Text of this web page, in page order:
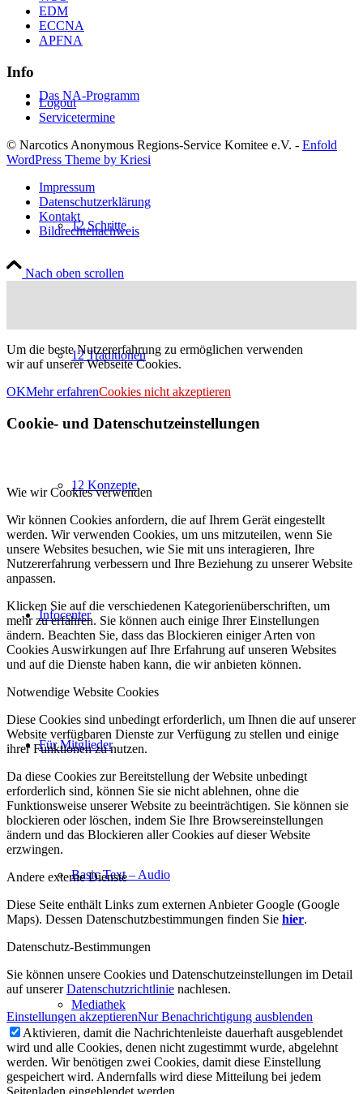
Das NA-Programm
12 Schritte
12 Traditionen
12 Konzepte
Infocenter
Für Mitglieder
Basic Text – Audio
Mediathek
EDM
ECCNA
APFNA
Info
Logout
Servicetermine
© Narcotics Anonymous Regions-Service Komitee e.V. - Enfold
WordPress Theme by Kriesi
Impressum
Datenschutzerklärung
Kontakt
Bildrechtenachweis
Nach oben scrollen
Um die beste Nutzererfahrung zu ermöglichen verwenden
wir auf unserer Webseite Cookies.
OKMehr erfahrenCookies nicht akzeptieren
Cookie- und Datenschutzeinstellungen
Wie wir Cookies verwenden
Wir können Cookies anfordern, die auf Ihrem Gerät eingestellt
werden. Wir verwenden Cookies, um uns mitzuteilen, wenn Sie
unsere Websites besuchen, wie Sie mit uns interagieren, Ihre
Nutzererfahrung verbessern und Ihre Beziehung zu unserer Website
anpassen.
Klicken Sie auf die verschiedenen Kategorienüberschriften, um
mehr zu erfahren. Sie können auch einige Ihrer Einstellungen
ändern. Beachten Sie, dass das Blockieren einiger Arten von
Cookies Auswirkungen auf Ihre Erfahrung auf unseren Websites
und auf die Dienste haben kann, die wir anbieten können.
Notwendige Website Cookies
Diese Cookies sind unbedingt erforderlich, um Ihnen die auf unserer
Website verfügbaren Dienste zur Verfügung zu stellen und einige
ihrer Funktionen zu nutzen.
Da diese Cookies zur Bereitstellung der Website unbedingt
erforderlich sind, können Sie sie nicht ablehnen, ohne die
Funktionsweise unserer Website zu beeinträchtigen. Sie können sie
blockieren oder löschen, indem Sie Ihre Browsereinstellungen
ändern und das Blockieren aller Cookies auf dieser Website
erzwingen.
Andere externe Dienste
Diese Seite enthält Links zum externen Anbieter Google (Google
Maps). Dessen Datenschutzbestimmungen finden Sie hier.
Datenschutz-Bestimmungen
Sie können unsere Cookies und Datenschutzeinstellungen im Detail
auf unsererDatenschutzrichtlinie nachlesen.
Einstellungen akzeptierenNur Benachrichtigung ausblenden
Aktivieren, damit die Nachrichtenleiste dauerhaft ausgeblendet
wird und alle Cookies, denen nicht zugestimmt wurde, abgelehnt
werden. Wir benötigen zwei Cookies, damit diese Einstellung
gespeichert wird. Andernfalls wird diese Mitteilung bei jedem
Seitenladen eingeblendet werden.